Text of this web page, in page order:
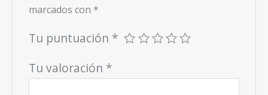
marcados con *
Tu puntuación *
Tu valoración *